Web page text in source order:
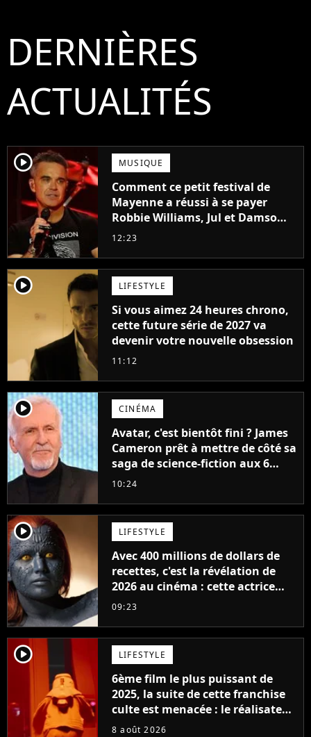
DERNIÈRES
ACTUALITÉS
player2 MUSIQUE
Comment ce petit festival de
Mayenne a réussi à se payer
Robbie Williams, Jul et Damso
cette année ?
12:23
player2 LIFESTYLE
Si vous aimez 24 heures chrono,
cette future série de 2027 va
devenir votre nouvelle obsession
11:12
player2 CINÉMA
Avatar, c'est bientôt fini ? James
Cameron prêt à mettre de côté sa
saga de science-fiction aux 6
milliards de recettes
10:24
player2 LIFESTYLE
Avec 400 millions de dollars de
recettes, c'est la révélation de
2026 au cinéma : cette actrice
adorée prête à remplacer
09:23
player2 LIFESTYLE
6ème film le plus puissant de
2025, la suite de cette franchise
culte est menacée : le réalisateur
claque la porte pour "différends
8 août 2026